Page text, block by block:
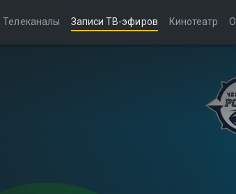
Телеканалы Записи ТВ-эфиров Кинотеатр